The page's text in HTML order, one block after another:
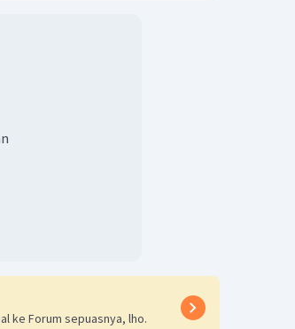
ke Forum sepuasnya, lho.